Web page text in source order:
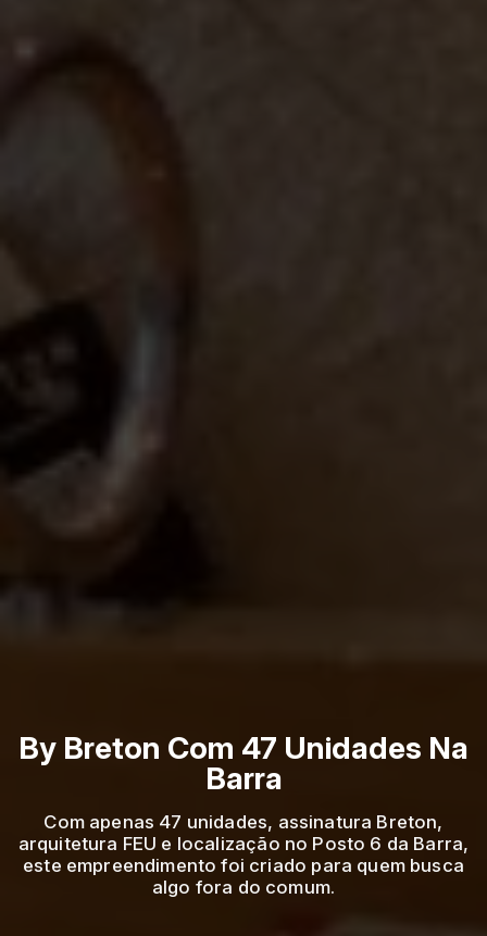
By Breton Com 47 Unidades Na
Barra
Com apenas 47 unidades, assinatura Breton,
arquitetura FEU e localização no Posto 6 da Barra,
este empreendimento foi criado para quem busca
algo fora do comum.